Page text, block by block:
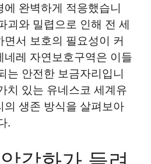
완벽하게 적응했습니
괴와 밀렵으로 인해 전 세
서 보호의 필요성이 커
네레 자연보호구역은 이들
는 안전한 보금자리입니
치 있는 유네스코 세계유
의 생존 방식을 살펴보아
.